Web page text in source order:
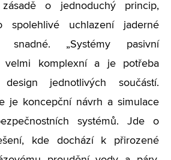
o jednoduchý princip,
spolehlivé uchlazení jaderné
snadné. „Systémy pasivní
velmi komplexní a je potřeba
jednotlivých součástí.
je koncepční návrh a simulace
systémů. Jde o
kde dochází k přirozené